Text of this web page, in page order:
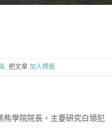
. 把文章 加入標籤.
熊學院院長，主要研究白領犯